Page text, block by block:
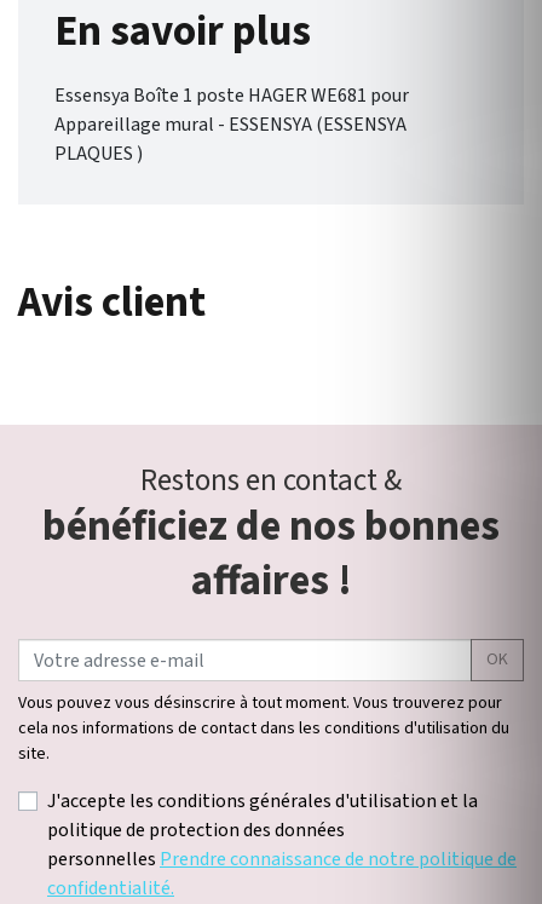
En savoir plus
Essensya Boîte 1 poste HAGER WE681 pour
Appareillage mural - ESSENSYA (ESSENSYA
PLAQUES )
Avis client
Restons en contact &
bénéficiez de nos bonnes
affaires !
OK
Vous pouvez vous désinscrire à tout moment. Vous trouverez pour
cela nos informations de contact dans les conditions d'utilisation du
site.
J'accepte les conditions générales d'utilisation et la
politique de protection des données
personnelles Prendre connaissance de notre politique de
confidentialité.